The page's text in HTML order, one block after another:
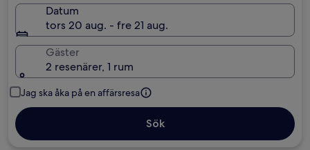
Datum
tors 20 aug. - fre 21 aug.
Gäster
2 resenärer, 1 rum
Jag ska åka på en affärsresa
Sök